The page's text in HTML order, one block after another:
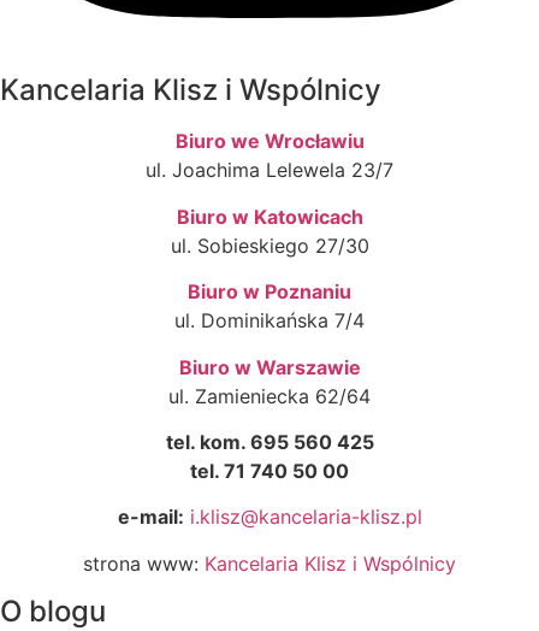
Kancelaria Klisz i Wspólnicy
Biuro we Wrocławiu
ul. Joachima Lelewela 23/7
Biuro w Katowicach
ul. Sobieskiego 27/30
Biuro w Poznaniu
ul. Dominikańska 7/4
Biuro w Warszawie
ul. Zamieniecka 62/64
tel. kom. 695 560 425
tel. 71 740 50 00
e-mail: i.klisz@kancelaria-klisz.pl
strona www: Kancelaria Klisz i Wspólnicy
O blogu